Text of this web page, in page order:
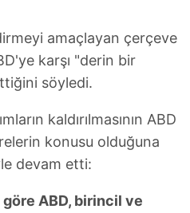
amaçlayan çerçeve
karşı "derin bir
söyledi.
kaldırılmasının ABD
konusu olduğuna
devam etti:
ABD, birincil ve